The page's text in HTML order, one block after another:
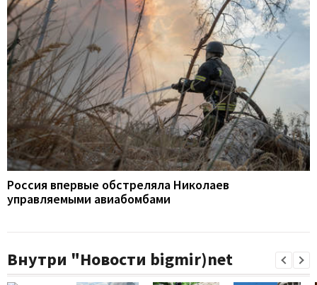
Россия впервые обстреляла Николаев
управляемыми авиабомбами
Внутри "Новости bigmir)net